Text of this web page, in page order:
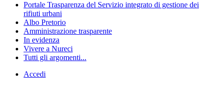
Portale Trasparenza del Servizio integrato di gestione dei
rifiuti urbani
Albo Pretorio
Amministrazione trasparente
In evidenza
Vivere a Nureci
Tutti gli argomenti...
Accedi